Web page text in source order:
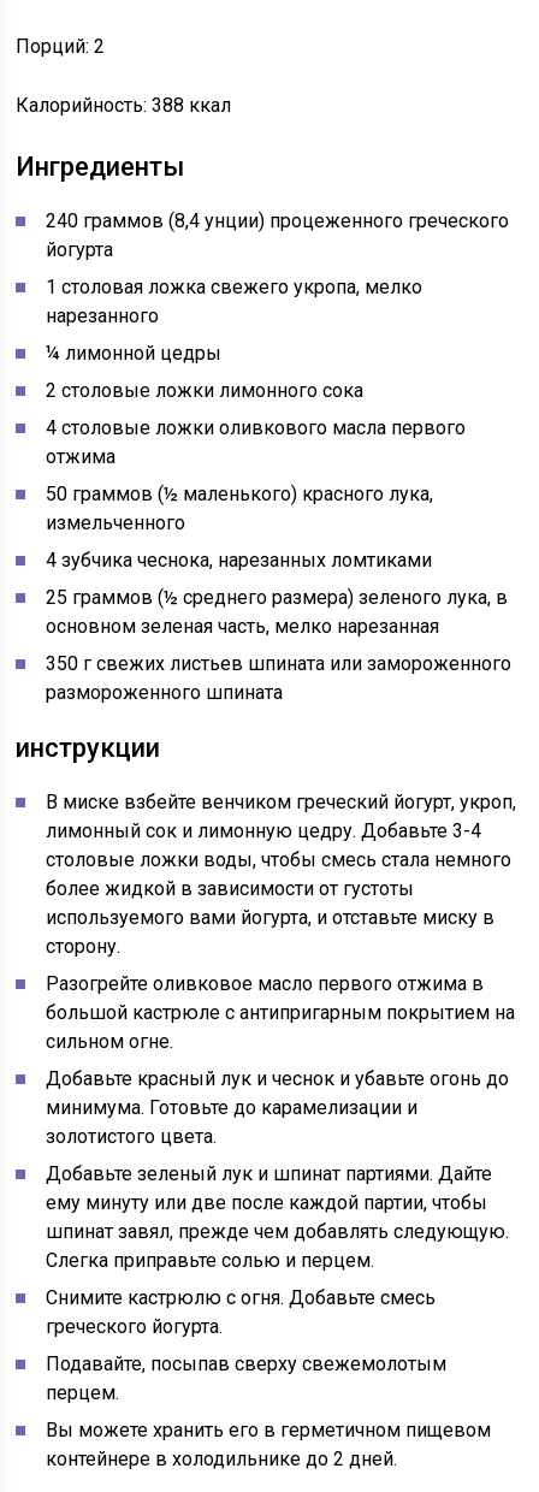
Порций: 2
Калорийность: 388 ккал
Ингредиенты
240 граммов (8,4 унции) процеженного греческого
йогурта
1 столовая ложка свежего укропа, мелко
нарезанного
¼ лимонной цедры
2 столовые ложки лимонного сока
4 столовые ложки оливкового масла первого
отжима
50 граммов (½ маленького) красного лука,
измельченного
4 зубчика чеснока, нарезанных ломтиками
25 граммов (½ среднего размера) зеленого лука, в
основном зеленая часть, мелко нарезанная
350 г свежих листьев шпината или замороженного
размороженного шпината
инструкции
В миске взбейте венчиком греческий йогурт, укроп,
лимонный сок и лимонную цедру. Добавьте 3-4
столовые ложки воды, чтобы смесь стала немного
более жидкой в ​​зависимости от густоты
используемого вами йогурта, и отставьте миску в
сторону.
Разогрейте оливковое масло первого отжима в
большой кастрюле с антипригарным покрытием на
сильном огне.
Добавьте красный лук и чеснок и убавьте огонь до
минимума. Готовьте до карамелизации и
золотистого цвета.
Добавьте зеленый лук и шпинат партиями. Дайте
ему минуту или две после каждой партии, чтобы
шпинат завял, прежде чем добавлять следующую.
Слегка приправьте солью и перцем.
Снимите кастрюлю с огня. Добавьте смесь
греческого йогурта.
Подавайте, посыпав сверху свежемолотым
перцем.
Вы можете хранить его в герметичном пищевом
контейнере в холодильнике до 2 дней.